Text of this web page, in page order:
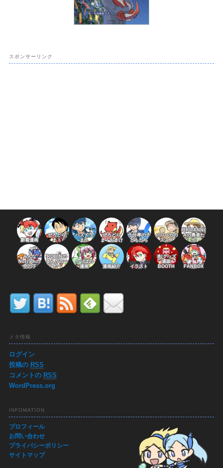
スポンサーリンク
新着漫画
ぜろどら
ま！
パズドラ
ま！
ぜろどら
ま！おまけ
千分率の子
どもたち
パパバカの
ススメ
BRITANNI
Aの勇者た
ち
みんな
Norrathの
空の下
ROBINの
まんがコー
ナー
かっぱの
漫画
漫画紹介 イラスト
本/グッズ
通販
BOOTH
FANBOX
メタ情報
ログイン
投稿の RSS
コメントの RSS
WordPress.org
INFOMATION
プロフィール
お問い合わせ
プライバシーポリシー
サイトマップ